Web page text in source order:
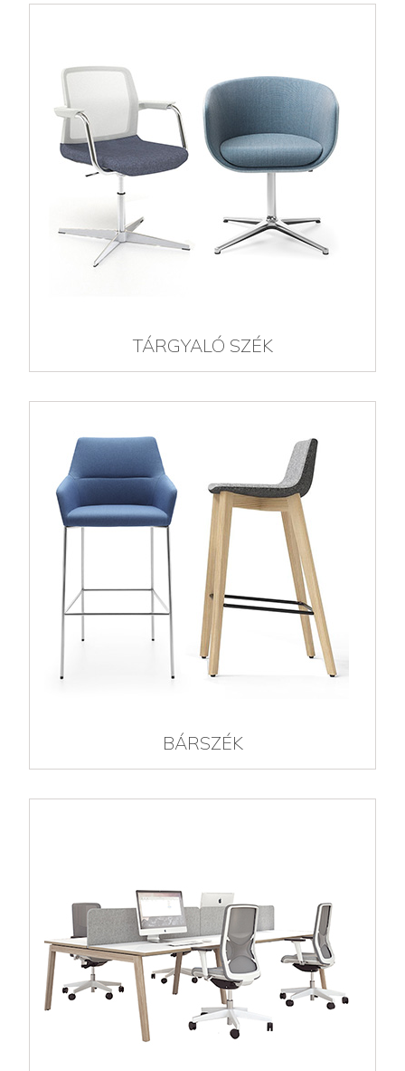
TÁRGYALÓ SZÉK
BÁRSZÉK